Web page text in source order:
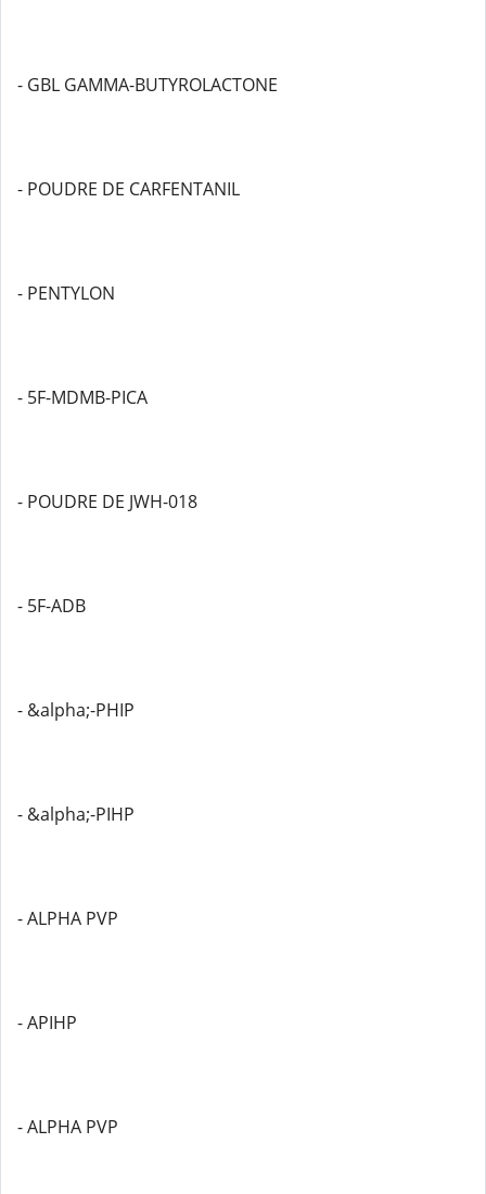
- GBL GAMMA-BUTYROLACTONE
- POUDRE DE CARFENTANIL
- PENTYLON
- 5F-MDMB-PICA
- POUDRE DE JWH-018
- 5F-ADB
- &alpha;-PHIP
- &alpha;-PIHP
- ALPHA PVP
- APIHP
- ALPHA PVP